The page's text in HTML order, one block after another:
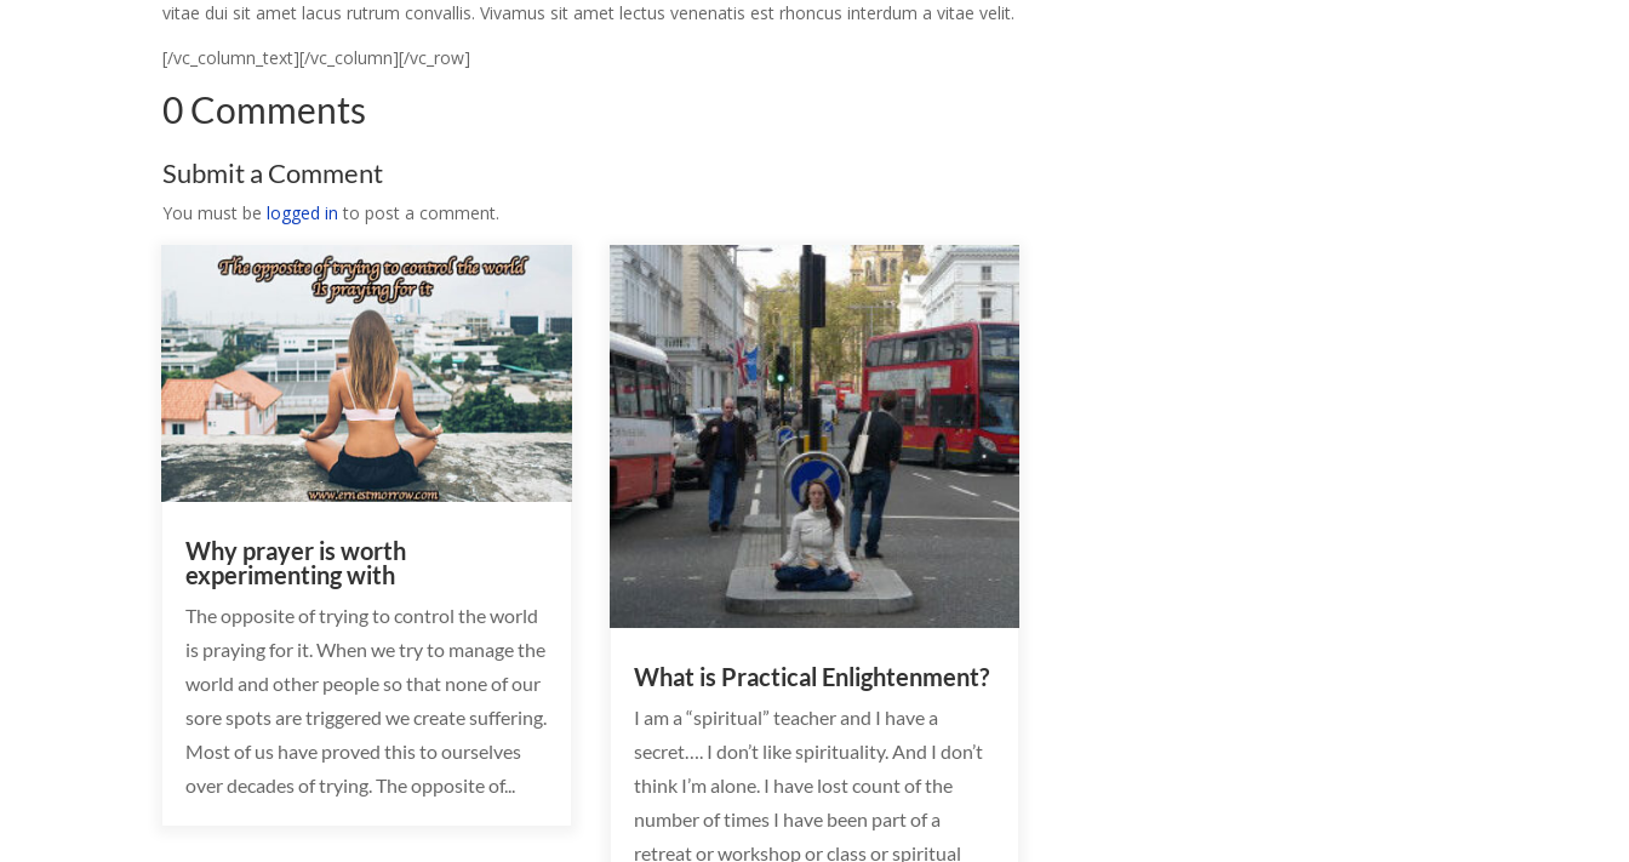
vitae dui sit amet lacus rutrum convallis. Vivamus sit amet lectus venenatis est rhoncus interdum a vitae velit.
[/vc_column_text][/vc_column][/vc_row]
0 Comments
Submit a Comment
You must belogged in to post a comment.
Why prayer is worth
experimenting with
The opposite of trying to control the world
is praying for it. When we try to manage the
world and other people so that none of our
sore spots are triggered we create suffering.
Most of us have proved this to ourselves
over decades of trying. The opposite of...
What is Practical Enlightenment?
I am a “spiritual” teacher and I have a
secret…. I don’t like spirituality. And I don’t
think I’m alone. I have lost count of the
number of times I have been part of a
retreat or workshop or class or spiritual